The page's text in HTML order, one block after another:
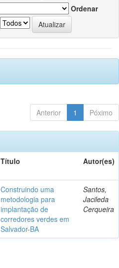
Ordenar
Anterior 1 Póximo
Título Autor(es)
Construindo uma
metodologia para
implantação de
corredores verdes em
Salvador-BA
Santos,
Jacileda
Cerqueira